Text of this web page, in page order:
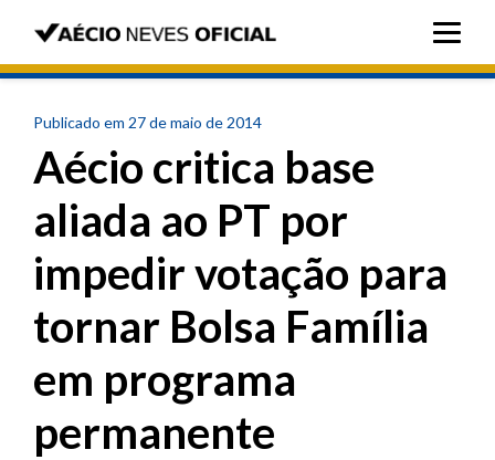
Publicado em 27 de maio de 2014
Aécio critica base
aliada ao PT por
impedir votação para
tornar Bolsa Família
em programa
permanente